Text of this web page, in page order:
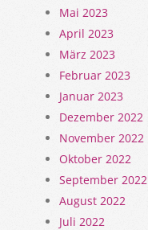
Mai 2023
April 2023
März 2023
Februar 2023
Januar 2023
Dezember 2022
November 2022
Oktober 2022
September 2022
August 2022
Juli 2022